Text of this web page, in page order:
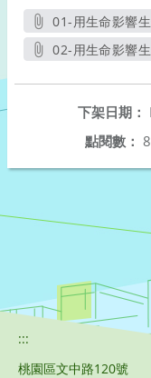
01-用生命影響
另
02-用生命影響
下架日期：
點閱數：
:::
桃園區文中路120號